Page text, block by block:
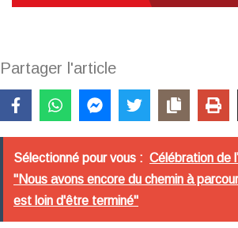
Partager l'article
Sélectionné pour vous : Célébration de
"Nous avons encore du chemin à
est loin d'être terminé"